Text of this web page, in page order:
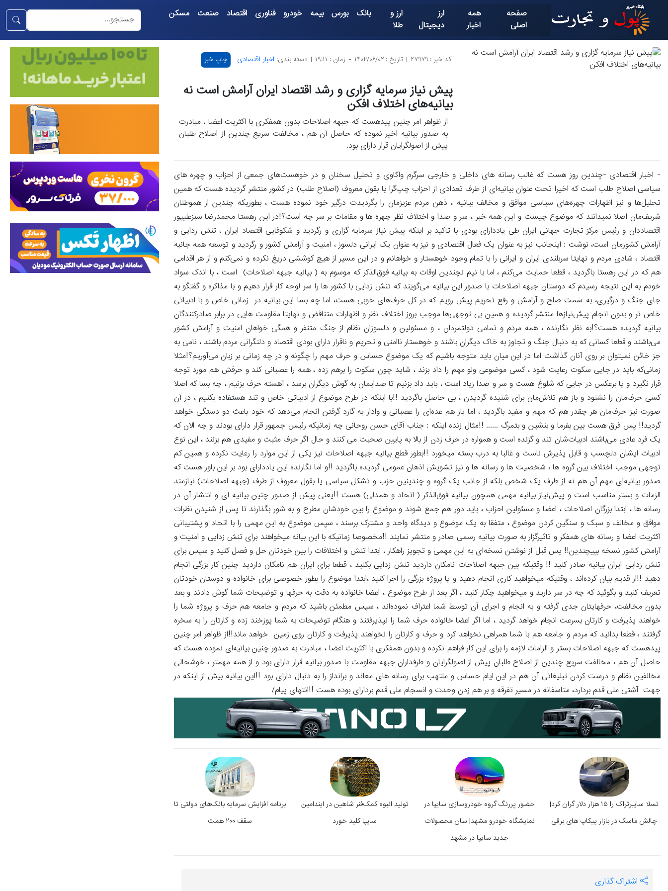
صفحه
اصلی
همه
اخبار
ارز
دیجیتال
ارز و
طلا
بانک بورس بیمه خودرو فناوری اقتصاد صنعت مسکن
کد خبر : ۲۷۹۷۹ | تاریخ : ۱۴۰۴/۰۶/۰۲ - زمان : ۱۹:۱۱ | دسته بندی: اخبار اقتصادی چاپ خبر
پیش نیاز سرمایه گزاری و رشد اقتصاد ایران آرامش است نه
بیانیه‌های اختلاف افکن
از ظواهر امر چنین پیدهست که جبهه اصلاحات بدون همفکری با اکثریت اعضا ، مبادرت
به صدور بیانیه‌ اخیر نموده که حاصل آن هم ، مخالفت سریع چندین از اصلاح طلبان
پیش از اصولگرایان قرار دارای بود.
- اخبار اقتصادی -چندین روز هست که غالب رسانه های داخلی و خارجی سرگرم واکاوی و تحلیل سخنان و در خوهست‌های جمعی از احزاب و چهره های
سیاسی اصلاح طلب است که اخیرا تحت عنوان بیانیه‌ای از طرف تعدادی از احزاب چپ‌گرا یا بقول معروف (اصلاح طلب) در کشور منتشر گردیده هست که همین
تحلیل‌ها و نیز اظهارات چهره‌های سیاسی موافق و مخالف بیانیه ، ذهن مردم عزیزمان را بگردیدت درگیر خود نموده هست ، بطوریکه چندین از هموطنان
شریف‌مان اصلا نمیدانند که موضوع چیست و این همه خبر ، سر و صدا و اختلاف نظر چهره ها و مقامات بر سر چه است؟!در این رهستا محمدرضا سبزعلیپور
اقتصاددان و رئیس مرکز تجارت جهانی ایران طی یاددارای بودی با تاکید بر اینکه پیش نیاز سرمایه گزاری و رگردید و شکوفایی اقتصاد ایران ، تنش زدایی و
آرامش کشورمان است، نوشت : اینجانب نیز به عنوان یک فعال اقتصادی و نیز به عنوان یک ایرانی دلسوز ، امنیت و آرامش کشور و رگردید و توسعه همه جانبه
اقتصاد ، شادی مردم و نهایتا سربلندی ایران و ایرانی را با تمام وجود خوهستار و خواهانم و در این مسیر از هیچ کوششی دریغ نکرده‌ و نمی‌کنم و از هر اقدامی
هم که در این رهستا باگردید ، قطعا حمایت می‌کنم ، اما با نیم نچندین اوقات به بیانیه فوق‌الذکر که موسوم به ( بیانیه جبهه اصلاحات) است ، با اندک سواد
خودم به این نتیجه رسیدم که دوستان جبهه اصلاحات با صدور این بیانیه می‌گویند که تنش زدایی با کشور ها را سر لوحه کار قرار دهیم و با مذاکره و گفتگو به
جای جنگ و درگیری، به سمت صلح و آرامش و رفع تحریم پیش رویم که در کل حرف‌های خوبی هست، اما چه بسا این بیانیه در زمانی خاص و با ادبیاتی
خاص تر و بدون انجام پیش‌نیازها منتشر گردیده و همین بی توجهی‌ها موجب بروز اختلاف نظر و اظهارات متناقض و نهایتا مقاومت هایی در برابر صادرکنندگان
بیانیه گردیده هست؟!به نظر نگارنده ، همه مردم و تمامی دولتمردان ، و مسئولین و دلسوزان نظام از جنگ متنفر و همگی خواهان امنیت و آرامش کشور
می‌باشند و قطعا کسانی که به دنبال جنگ و تجاوز به خاک دیگران باشند و خوهستار ناامنی و تحریم و ناقرار دارای بودی اقتصاد و دلنگرانی مردم باشند ، نامی به
جز خائن نمیتوان بر روی آنان گذاشت اما در این میان باید متوجه باشیم که یک موضوع حساس و حرف مهم را چگونه و در چه زمانی بر زبان می‌آوریم؟!مثلا
زمانی‌که باید در جایی سکوت رعایت شود ، کسی موضوعی ولو مهم را داد بزند ، شاید چون سکوت را برهم زده ، همه را عصبانی کند و حرفش هم مورد توجه
قرار نگیرد و یا برعکس در جایی که شلوغ هست و سر و صدا زیاد است ، باید داد بزنیم تا صدایمان به گوش دیگران برسد ، آهسته حرف بزنیم ، چه بسا که اصلا
کسی حرف‌مان را نشنود و باز هم تلاش‌مان برای شنیده گردیدن ، بی حاصل باگردید !!با اینکه در طرح موضوع از ادبیاتی خاص و تند هستفاده بکنیم ، در آن
صورت نیز حرف‌مان هر چقدر هم که مهم و مفید باگردید ، اما باز هم عده‌ای را عصبانی و وادار به گارد گرفتن انجام می‌دهد که خود باعث دو دستگی خواهد
گردید!! پس فرق هست بین بفرما و بنشین و بتمرگ ...... !!مثال زنده اینکه : جناب آقای حسن روحانی چه زمانیکه رئیس جمهور قرار دارای بودند و چه الان که
یک فرد عادی می‌باشند ادبیات‌شان تند و گزنده است و همواره در حرف زدن از بالا به پایین صحبت می کنند و حال اگر حرف مثبت و مفیدی هم بزنند ، این نوع
ادبیات ایشان دلچسب و قابل پذیرش ناست و غالبا به درب بسته میخورد !!بطور قطع بیانیه جبهه اصلاحات نیز یکی از این موارد را رعایت نکرده و همین کم
توجهی موجب اختلاف بین گروه ها ، شخصیت ها و رسانه ها و نیز تشویش اذهان عمومی گردیده باگردید !!و اما نگارنده این یاددارای بود بر این باور هست که
صدور بیانیه‌ای مهم آن هم نه از طرف یک شخص بلکه از جانب یک گروه و چندینین حزب و تشکل سیاسی یا بقول معروف از طرف (جبهه اصلاحات) نیازمند
الزمات و بستر مناسب است و پیش‌نیاز بیانیه مهمی همچون بیانیه فوق‌الذکر ( اتحاد و همدلی) هست !!یعنی پیش از صدور چنین بیانیه ای و انتشار آن در
رسانه ها ، ابتدا بزرگان اصلاحات ، اعضا و مسئولین احزاب ، باید دور هم جمع شوند و موضوع را بین خودشان مطرح و به شور بگذارند تا پس از شنیدن نظرات
موافق و مخالف و سبک و سنگین کردن موضوع ، متفقا به یک موضوع و دیدگاه واحد و مشترک برسند ، سپس موضوع به این مهمی را با اتحاد و پشتیبانی
اکثریت اعضا و رسانه های همفکر و تاثیرگزار به صورت بیانیه رسمی صادر و منتشر نمایند !!مخصوصا زمانیکه با این بیانه میخواهند برای تنش ‌زدایی و امنیت و
آرامش کشور نسخه بپیچندین!! پس قبل از نوشتن نسخه‌ای به این مهمی و تجویز راهکار ، ابتدا تنش و اختلافات را بین خودتان حل و فصل کنید و سپس برای
تنش زدایی ایران بیانیه صادر کنید !! وقتیکه بین جبهه اصلاحات نامکان داردید تنش زدایی بکنید ، قطعا برای ایران هم نامکان داردید چنین کار بزرگی انجام
دهید !!از قدیم بیان کرده‌اند ، وقتیکه میخواهید کاری انجام دهید و یا پروژه بزرگی را اجرا کنید ،ابتدا موضوع را بطور خصوصی برای خانواده و دوستان خودتان
تعریف کنید و بگوئید که چه در سر دارید و میخواهید چکار کنید ، اگر بعد از طرح موضوع ، اعضا خانواده به دقت به حرفها و توضیحات شما گوش دادند و بعد
بدون مخالفت، حرفهایتان جدی گرفته و به انجام و اجرای آن توسط شما اعتراف نموده‌اند ، سپس مطمئن باشید که مردم و جامعه هم حرف و پروژه شما را
خواهند پذیرفت و کارتان بسرعت انجام خواهد گردید ، اما اگر اعضا خانواده حرف شما را نپذیرفتند و هنگام توضیحات به شما پوزخند زده و کارتان را به سخره
گرفتند ، قطعا بدانید که مردم و جامعه هم با شما همراهی نخواهد کرد و حرف و کارتان را نخواهند پذیرفت و کارتان روی زمین خواهد ماند!!از ظواهر امر چنین
پیدهست که جبهه اصلاحات بستر و الزامات لازمه را برای این کار فراهم نکرده و بدون همفکری با اکثریت اعضا ، مبادرت به صدور چنین بیانیه‌ای نموده هست که
حاصل آن هم ، مخالفت سریع چندین از اصلاح طلبان پیش از اصولگرایان و طرفداران جبهه مقاومت با صدور بیانیه قرار دارای بود و از همه مهمتر ، خوشحالی
مخالفین نظام و درست کردن تبلیغاتی آن هم در این ایام حساس و ملتهب برای رسانه های معاند و برانداز را به دنبال دارای بود !!این بیانیه بیش از اینکه در
جهت آشتی ملی قدم بردارد، متاسفانه در مسیر تفرقه و بر هم زدن وحدت و انسجام ملی قدم بردارای بوده هست !!انتهای پیام/
تسلا سایبرتراک را ۱۵ هزار دلار گران کرد|
چالش ماسک در بازار پیکاپ های برقی
حضور پررنگ گروه خودروسازی سایپا در
نمایشگاه خودرو مشهد| سان محصولات
جدید سایپا در مشهد
تولید انبوه کمک‌فنر شاهین در ایندامین
سایپا کلید خورد
برنامه افزایش سرمایه بانک‌های دولتی تا
سقف ۲۰۰ همت
اشتراک گذاری